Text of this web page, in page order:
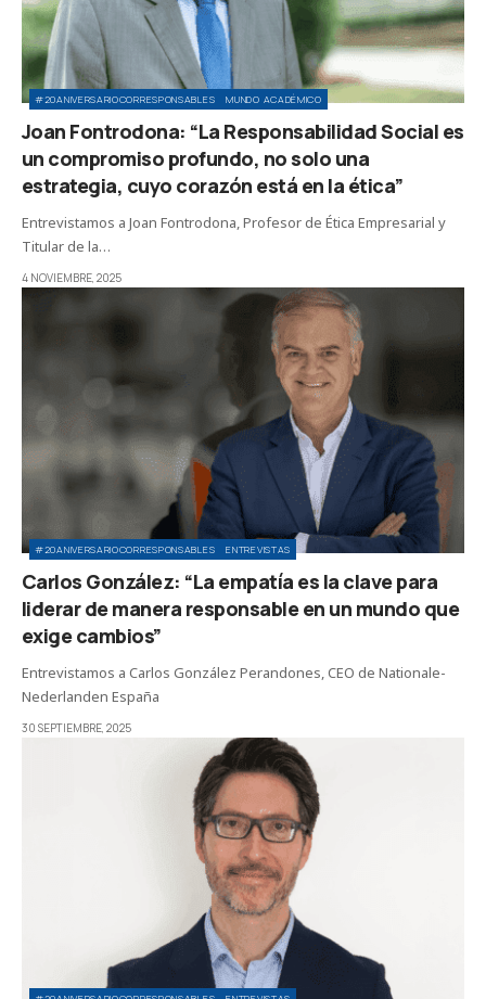
#20ANIVERSARIOCORRESPONSABLES MUNDO ACADÉMICO
Joan Fontrodona: “La Responsabilidad Social es
un compromiso profundo, no solo una
estrategia, cuyo corazón está en la ética”
Entrevistamos a Joan Fontrodona, Profesor de Ética Empresarial y
Titular de la…
4 NOVIEMBRE, 2025
#20ANIVERSARIOCORRESPONSABLES ENTREVISTAS
Carlos González: “La empatía es la clave para
liderar de manera responsable en un mundo que
exige cambios”
Entrevistamos a Carlos González Perandones, CEO de Nationale-
Nederlanden España
30 SEPTIEMBRE, 2025